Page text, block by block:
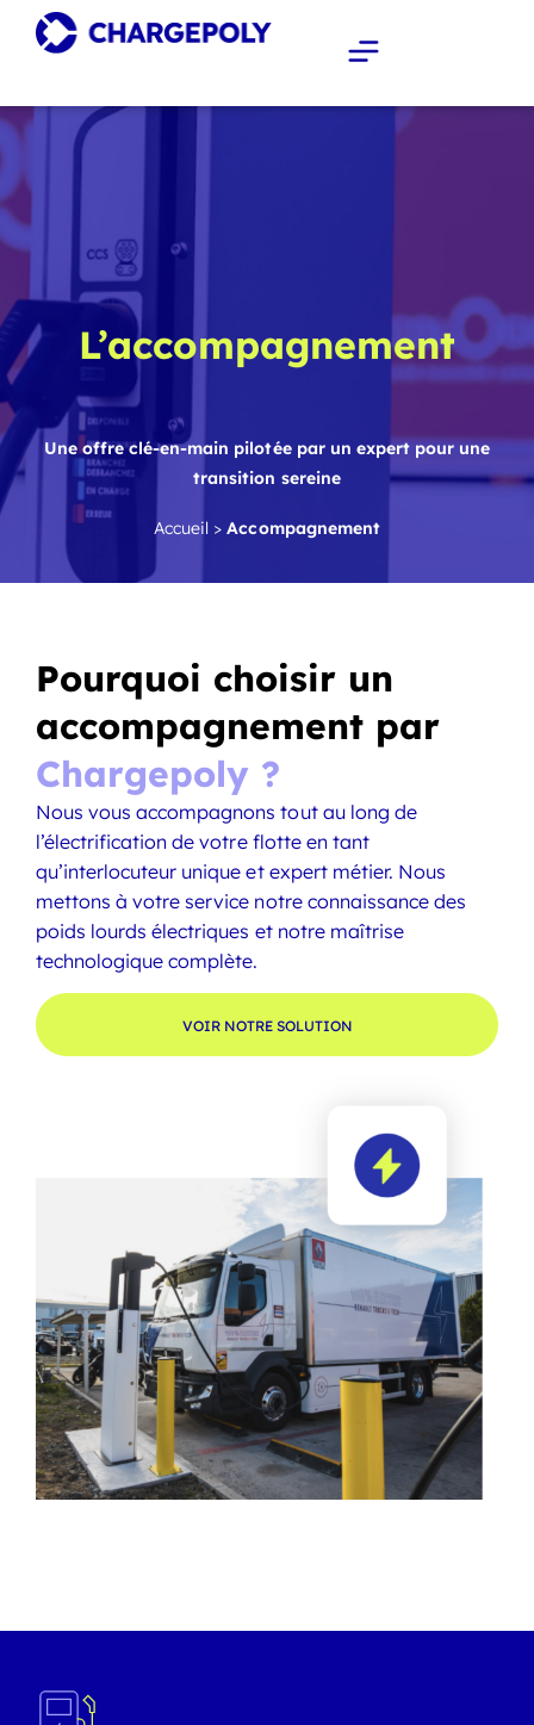
L’accompagnement
Une offre clé-en-main pilotée par un expert pour une
transition sereine
Accueil >Accompagnement
Pourquoi choisir un
accompagnement par
Chargepoly ?
Nous vous accompagnons tout au long de
l’électrification de votre flotte en tant
qu’interlocuteur unique et expert métier. Nous
mettons à votre service notre connaissance des
poids lourds électriques et notre maîtrise
technologique complète.
VOIR NOTRE SOLUTION